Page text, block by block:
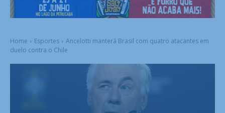
Home Esportes
Ancelotti manterá Brasil com quatro atacantes em
duelo contra o Chile